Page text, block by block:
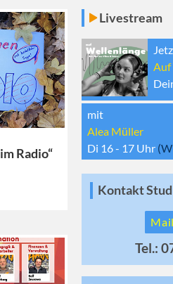
Radio“
Livestream
Auf
mit
Alea Müller
Di 16 - 17 Uhr
Kontakt
Tel.: